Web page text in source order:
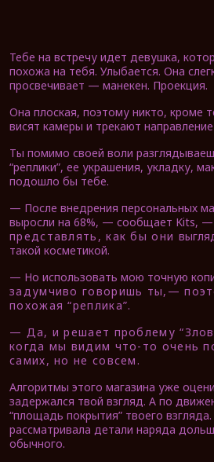
Тебе на встречу идет девушка,
похожа на тебя. Улыбается. Она
просвечивает — манекен. Проекция.
Она плоская, поэтому никто, кроме
висят камеры и трекают
Ты помимо своей воли
“реплики”, ее украшения, укладку,
подошло бы тебе.
— После внедрения персональных
выросли на 68%, — сообщает Kits, —
представлять, как бы они
такой косметикой.
— Но использовать мою точную
задумчиво говоришь ты, —
похожая “реплика”.
— Да, и решает проблему
когда мы видим что-то очень
самих, но не совсем.
Алгоритмы этого магазина уже
задержался твой взгляд. А по
“площадь покрытия” твоего
рассматривала детали наряда
обычного.